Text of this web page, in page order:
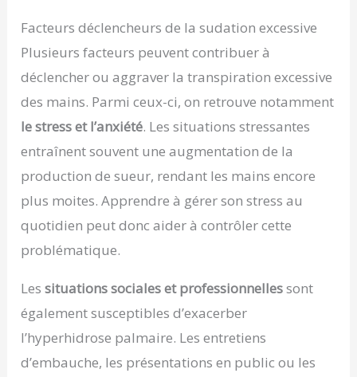
Facteurs déclencheurs de la sudation excessive
Plusieurs facteurs peuvent contribuer à
déclencher ou aggraver la transpiration excessive
des mains. Parmi ceux-ci, on retrouve notamment
le stress et l’anxiété. Les situations stressantes
entraînent souvent une augmentation de la
production de sueur, rendant les mains encore
plus moites. Apprendre à gérer son stress au
quotidien peut donc aider à contrôler cette
problématique.
Lessituations sociales et professionnellessont
également susceptibles d’exacerber
l’hyperhidrose palmaire. Les entretiens
d’embauche, les présentations en public ou les